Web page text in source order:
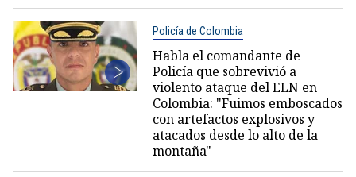
Policía de Colombia
Habla el comandante de
Policía que sobrevivió a
violento ataque del ELN en
Colombia: "Fuimos emboscados
con artefactos explosivos y
atacados desde lo alto de la
montaña"